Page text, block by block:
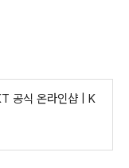
공식 온라인샵 | K